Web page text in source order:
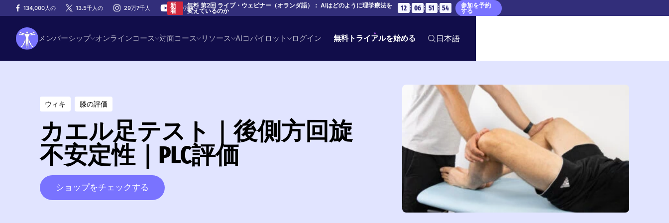
134,000人の 13.5千人の 29万7千人 100万人
新
着
無料 第2回 ライブ・ウェビナー（オランダ語）： AIはどのように理学療法を
変えているのか 12 : 06 : 51 : 53 参加を予約
する
メンバーシップ オンラインコース 対面コース リソース AIコパイロット ログイン 無料トライアルを始める 日本語
ウィキ 膝の評価
カエル足テスト｜後側方回旋
不安定性｜PLC評価
ショップをチェックする